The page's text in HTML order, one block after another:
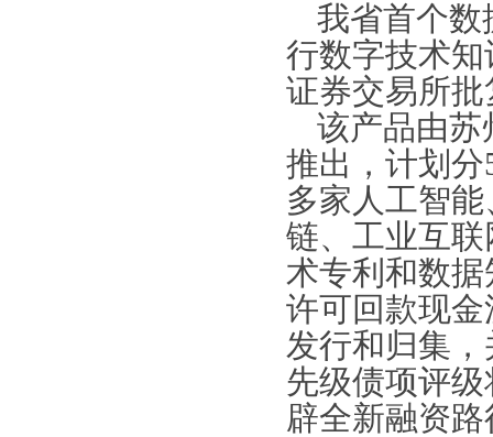
我省首个数
行数字技术
证券交易所
该产品由苏
推出，计划分
多家人工智
链、工业互
术专利和数
许可回款现
发行和归集
先级债项评
辟全新融资路